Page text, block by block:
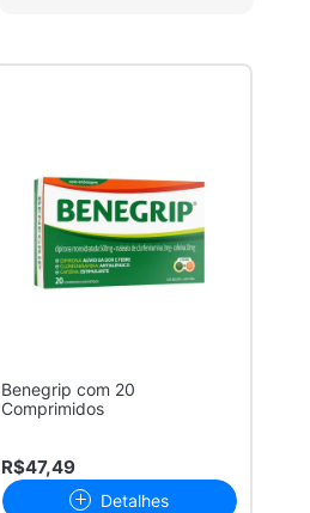
Benegrip com 20
Comprimidos
R$47,49
Detalhes